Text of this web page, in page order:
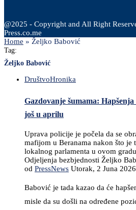
@2025 - Copyright and All Right
Press.co.me
Home » Željko Babović
Tag:
Željko Babović
DruštvoHronika
Gazdovanje šumama:
još u aprilu
Uprava policije je počela da se
mafijom u Beranama nakon što je
lokalnog parlamenta u ovom
Odjeljenja bezbjednosti Željko
od PressNews Utorak, 2 Juna
Babović je tada kazao da će
misle da su došli na određene